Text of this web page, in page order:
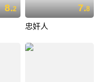
8.2 7.8
忠奸人